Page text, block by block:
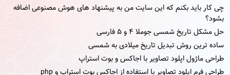
چی کار باید بکنم که این سایت من به پیشنهاد های هوش مصنوعی اضافه
بشود؟
حل مشکل تاریخ شمسی جوملا ۴ و ۵ فارسی
ساده ترین روش تبدیل تاریخ میلادی به شمسی
طراحی ماژول اپلود تصاویر با اجاکس و بوت استراپ
طراحی فرم اپلود تصاویر با استفاده از اجاکس بوت استراپ و php